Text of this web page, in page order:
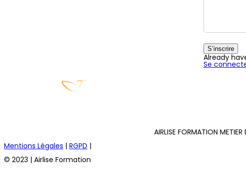
S’inscrire
Already
Se
AIRLISE FORMATION
Mentions Légales | RGPD |
© 2023 | Airlise Formation